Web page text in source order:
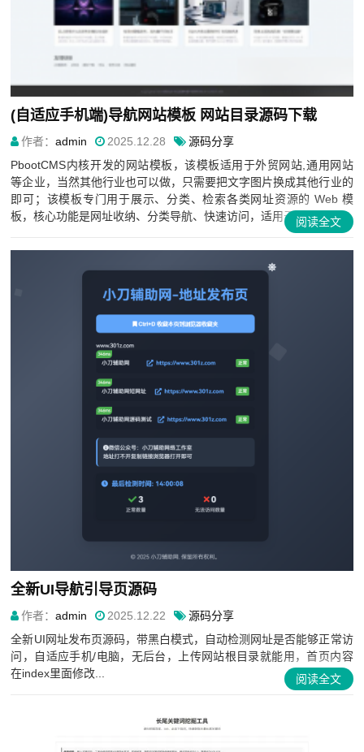
(自适应手机端)导航网站模板 网站目录源码下载
作者：admin 2025.12.28
源码分享
PbootCMS内核开发的网站模板，该模板适用于外贸网站,通用网站
等企业，当然其他行业也可以做，只需要把文字图片换成其他行业的
即可；该模板专门用于展示、分类、检索各类网址资源的 Web 模
板，核心功能是网址收纳、分类导航、快速访问，适用于搭...阅读全文
全新UI导航引导页源码
作者：admin 2025.12.22
源码分享
全新UI网址发布页源码，带黑白模式，自动检测网址是否能够正常访
问，自适应手机/电脑，无后台，上传网站根目录就能用，首页内容
在index里面修改...
阅读全文